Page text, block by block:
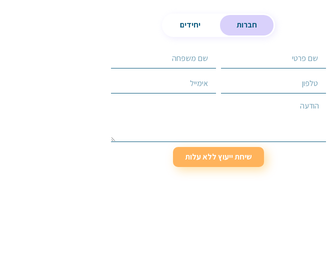
חברות יחידים
שיחת ייעוץ ללא עלות
בחר/י שירות מבוקש